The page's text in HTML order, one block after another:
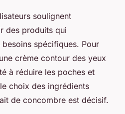
soulignent
des produits qui
spécifiques. Pour
crème contour des yeux
à réduire les poches et
choix des ingrédients
de concombre est décisif.